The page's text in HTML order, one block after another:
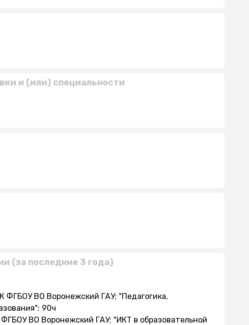
и (или) специальности
(за последние 3 года)
ВО Воронежский ГАУ; "Педагогика,
90ч
ВО Воронежский ГАУ; "ИКТ в образовательной